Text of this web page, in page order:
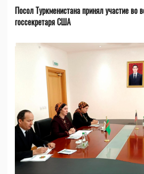
Посол Туркменистана принял участие во
госсекретаря США